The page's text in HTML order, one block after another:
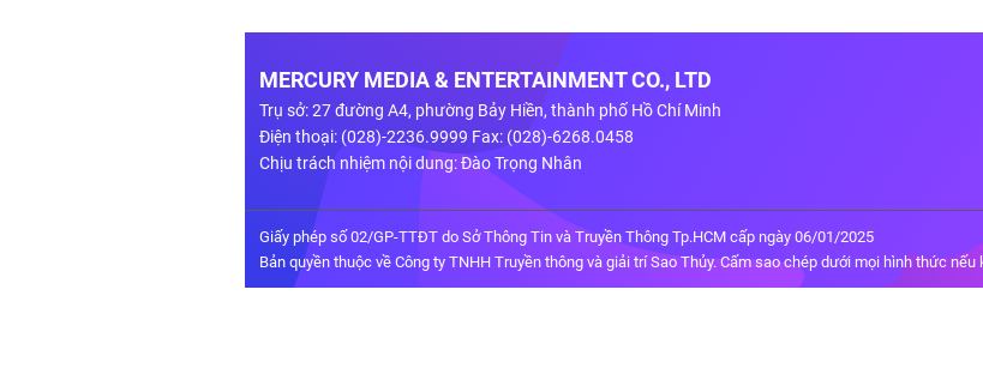
MERCURY MEDIA & ENTERTAINMENT CO., LTD
Trụ sở: 27 đường A4, phường Bảy Hiền, thành phố Hồ Chí Minh
Điện thoại: (028)-2236.9999 Fax: (028)-6268.0458
Chịu trách nhiệm nội dung: Đào Trọng Nhân
Giấy phép số 02/GP-TTĐT do Sở Thông Tin và Truyền Thông Tp.HCM cấp ngày 06/01/2025
Bản quyền thuộc về Công ty TNHH Truyền thông và giải trí Sao Thủy. Cấm sao chép dưới mọi hình thức